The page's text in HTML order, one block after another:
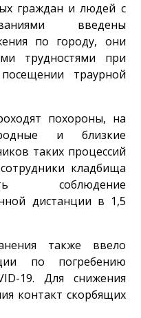
граждан и людей с
введены
по городу, они
трудностями при
траурной
похороны, на
и близкие
таких процессий
кладбища
соблюдение
дистанции в 1,5
также ввело
по погребению
19. Для снижения
контакт скорбящих